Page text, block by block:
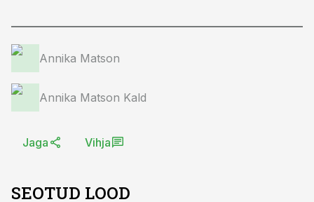
Annika Matson
Annika Matson Kald
Jaga Vihja
SEOTUD LOOD